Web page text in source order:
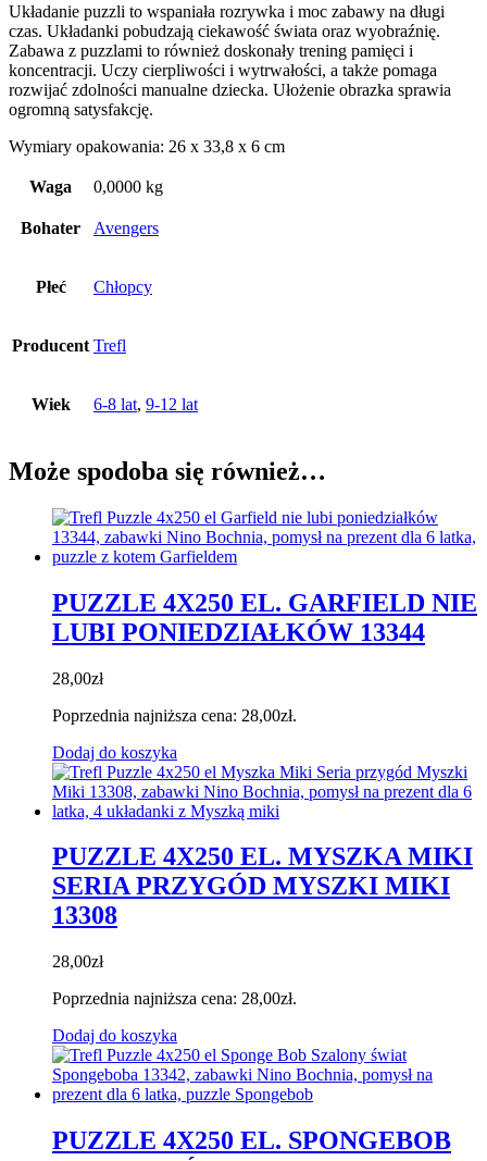
Układanie puzzli to wspaniała rozrywka i moc zabawy na długi
czas. Układanki pobudzają ciekawość świata oraz wyobraźnię.
Zabawa z puzzlami to również doskonały trening pamięci i
koncentracji. Uczy cierpliwości i wytrwałości, a także pomaga
rozwijać zdolności manualne dziecka. Ułożenie obrazka sprawia
ogromną satysfakcję.
Wymiary opakowania: 26 x 33,8 x 6 cm
Waga 0,0000 kg
Bohater Avengers
Płeć Chłopcy
Producent Trefl
Wiek 6-8 lat, 9-12 lat
Może spodoba się również…
PUZZLE 4X250 EL. GARFIELD NIE
LUBI PONIEDZIAŁKÓW 13344
28,00zł
Poprzednia najniższa cena: 28,00zł.
Dodaj do koszyka
PUZZLE 4X250 EL. MYSZKA MIKI
SERIA PRZYGÓD MYSZKI MIKI
13308
28,00zł
Poprzednia najniższa cena: 28,00zł.
Dodaj do koszyka
PUZZLE 4X250 EL. SPONGEBOB